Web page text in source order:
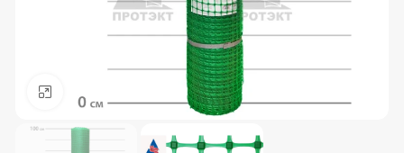
Нажмите, чтобы увеличить